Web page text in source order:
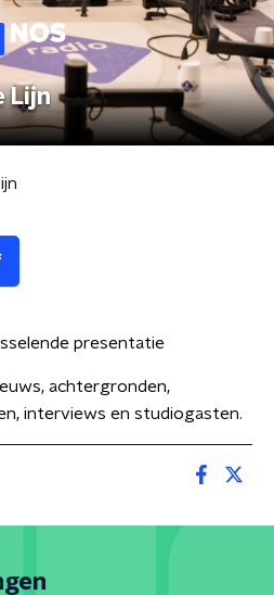
Lijn
presentatie
achtergronden,
interviews en studiogasten.